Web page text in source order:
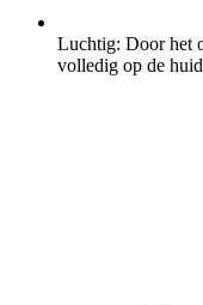
Luchtig: Door het
volledig op de